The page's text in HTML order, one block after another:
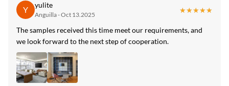
Y yulite
Anguilla - Oct 13.2025
★★★★★
★★★★★
The samples received this time meet our requirements, and
we look forward to the next step of cooperation.